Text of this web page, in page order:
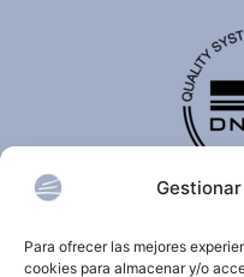
Para ofrecer las mejores
cookies para almacenar y/o
internacionalmente y
cumple con